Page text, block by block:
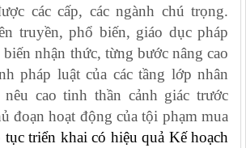
các cấp, các ngành chú trọng.
truyền, phổ biến, giáo dục pháp
nhận thức, từng bước nâng cao
pháp luật của các tầng lớp nhân
cao tinh thần cảnh giác trước
đoạn hoạt động của tội phạm mua
tục triển khai có hiệu quả Kế hoạch